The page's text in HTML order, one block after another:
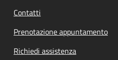
Contatti
Prenotazione appuntamento
Richiedi assistenza